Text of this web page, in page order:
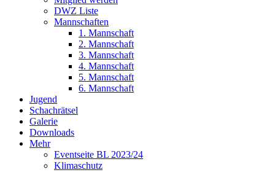
DWZ Liste
Mannschaften
1. Mannschaft
2. Mannschaft
3. Mannschaft
4. Mannschaft
5. Mannschaft
6. Mannschaft
Jugend
Schachrätsel
Galerie
Downloads
Mehr
Eventseite BL 2023/24
Klimaschutz